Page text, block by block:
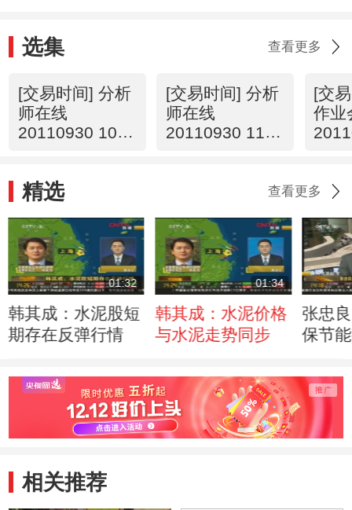
选集 查看更多
[交易时间] 分析
师在线
20110930 10：
[交易时间] 分析
师在线
20110930 11：
[交
作业
精选 查看更多
01:32
韩其成：水泥股短
期存在反弹行情
01:34
韩其成：水泥价格
与水泥走势同步
张忠
保节
相关推荐